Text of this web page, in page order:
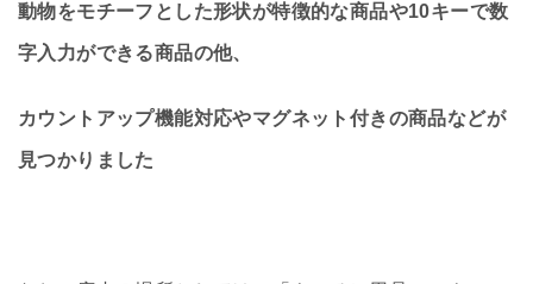
動物をモチーフとした形状が特徴的な商品や10キーで数
字入力ができる商品の他、
カウントアップ機能対応やマグネット付きの商品などが
見つかりました